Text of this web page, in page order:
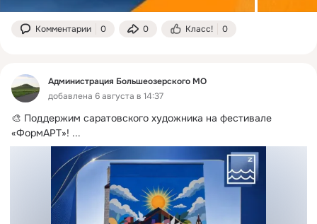
Комментарии 0 0 Класс! 0
Администрация Большеозерского МО
добавлена 6 августа в 14:37
🎨 Поддержим саратовского художника на фестивале
«ФормАРТ»! ...